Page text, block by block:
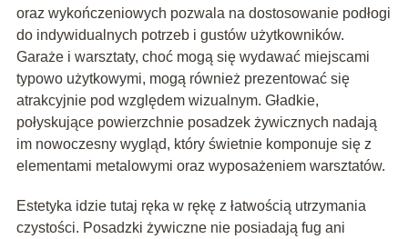
oraz wykończeniowych pozwala na dostosowanie podłogi
do indywidualnych potrzeb i gustów użytkowników.
Garaże i warsztaty, choć mogą się wydawać miejscami
typowo użytkowymi, mogą również prezentować się
atrakcyjnie pod względem wizualnym. Gładkie,
połyskujące powierzchnie posadzek żywicznych nadają
im nowoczesny wygląd, który świetnie komponuje się z
elementami metalowymi oraz wyposażeniem warsztatów.
Estetyka idzie tutaj ręka w rękę z łatwością utrzymania
czystości. Posadzki żywiczne nie posiadają fug ani